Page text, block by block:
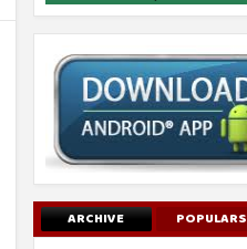
Jul
2024
सूरह बनीइस्राईल : : ईशवाणी (दिव्य
कुरआन) ARCHIVE POPULARS